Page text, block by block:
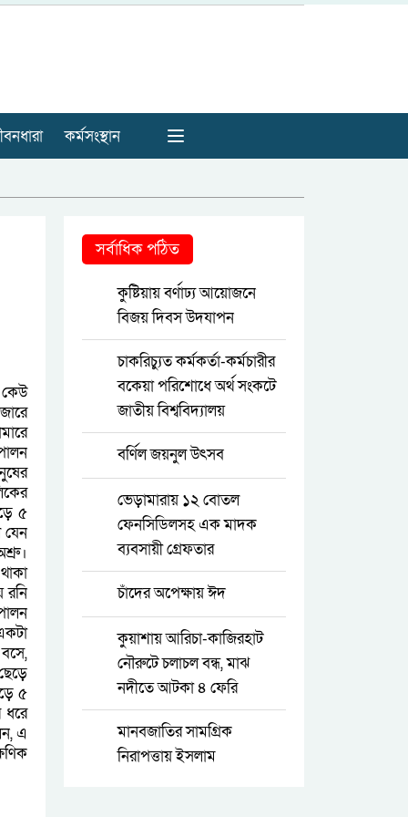
কর্মসংস্থান
৫
যেন
রনি
৫
ধরে
এ
সর্বাধিক পঠিত
কুষ্টিয়ায় বর্ণাঢ্য আয়োজনে
বিজয় দিবস উদযাপন
চাকরিচ্যুত কর্মকর্তা-কর্মচারীর
বকেয়া পরিশোধে অর্থ সংকটে
জাতীয় বিশ্ববিদ্যালয়
বর্ণিল জয়নুল উৎসব
ভেড়ামারায় ১২ বোতল
ফেনসিডিলসহ এক মাদক
ব্যবসায়ী গ্রেফতার
চাঁদের অপেক্ষায় ঈদ
কুয়াশায় আরিচা-কাজিরহাট
নৌরুটে চলাচল বন্ধ, মাঝ
নদীতে আটকা ৪ ফেরি
মানবজাতির সামগ্রিক
নিরাপত্তায় ইসলাম